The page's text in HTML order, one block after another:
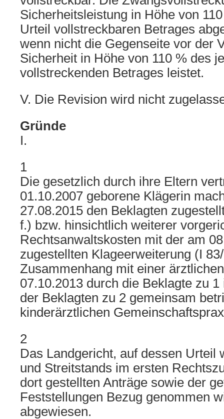
Sicherheitsleistung in Höhe von
Urteil vollstreckbaren Betrages
wenn nicht die Gegenseite vor der
Sicherheit in Höhe von 110 % des
vollstreckenden Betrages leistet.
V. Die Revision wird nicht
Gründe
I.
1
Die gesetzlich durch ihre Eltern
01.10.2007 geborene Klägerin
27.08.2015 den Beklagten
f.) bzw. hinsichtlich weiterer
Rechtsanwaltskosten mit der am
zugestellten Klageerweiterung (I
Zusammenhang mit einer
07.10.2013 durch die Beklagte zu
der Beklagten zu 2 gemeinsam
kinderärztlichen
2
Das Landgericht, auf dessen Urteil
und Streitstands im ersten
dort gestellten Anträge sowie der
Feststellungen Bezug genommen
abgewiesen.